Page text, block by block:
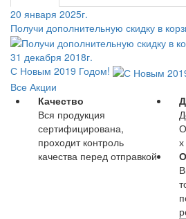
20 января 2025г.
Получи дополнительную скидку в
31 декабря 2018г.
С Новым 2019 Годом!
Все Акции
Качество
Вся продукция
сертифицирована,
проходит контроль
качества перед отправкой